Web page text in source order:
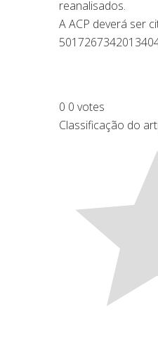
reanalisados.
A ACP deverá ser
0 0 votes
Classificação do